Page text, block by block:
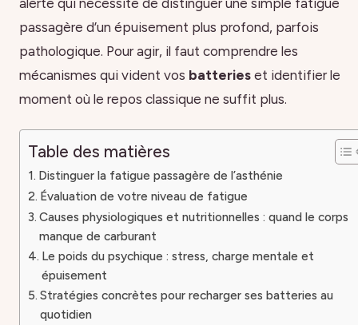
alerte qui nécessite de distinguer une simple fatigue
passagère d’un épuisement plus profond, parfois
pathologique. Pour agir, il faut comprendre les
mécanismes qui vident vos batteries et identifier le
moment où le repos classique ne suffit plus.
Table des matières
Distinguer la fatigue passagère de l’asthénie
Évaluation de votre niveau de fatigue
Causes physiologiques et nutritionnelles : quand le corps
manque de carburant
Le poids du psychique : stress, charge mentale et
épuisement
Stratégies concrètes pour recharger ses batteries au
quotidien